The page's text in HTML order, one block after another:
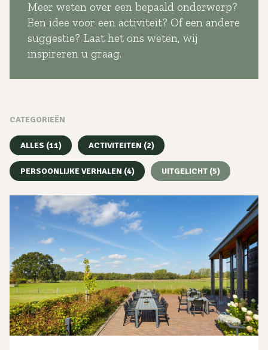
Meer weten over een bepaald onderwerp?
Een idee voor een activiteit? Of een andere
suggestie? Laat het ons weten, wij
inspireren u graag.
CATEGORIEËN
ALLES (11) ACTIVITEITEN (2)
PERSOONLIJKE VERHALEN (4) UITGELICHT (5)